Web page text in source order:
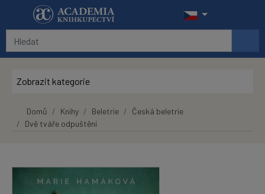
Přeskočit na hlavní obsah
Zobrazit kategorie
Domů Knihy Beletrie
Česká beletrie
Dvě tváře odpuštění